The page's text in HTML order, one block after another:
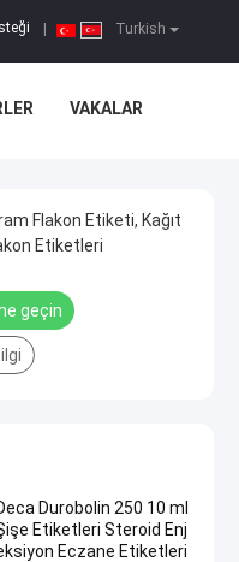
Turkish
VAKALAR
Flakon Etiketi, Kağıt
Etiketleri
geçin
Durobolin 250 10 ml
Etiketleri Steroid Enj
Eczane Etiketleri